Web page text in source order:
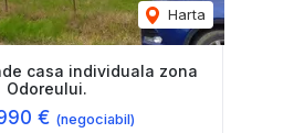
Harta
casa individuala zona
Odoreului.
€ (negociabil)